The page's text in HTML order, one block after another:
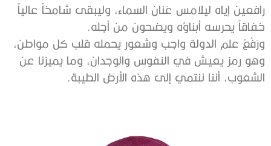
رافعين إياه ليلامس عَنان السماء، وليبقى شامخاً عالياً
خفاقاً يحرسه أبناؤه ويضحون من أجله.
ورَفْعُ علم الدولة واجب وشعور يحمله قلب كل مواطن،
وهو رمز يعيش في النفوس والوجدان، وما يميزنا عن
الشعوب، أننا ننتمي إلى هذه الأرض الطيبة.